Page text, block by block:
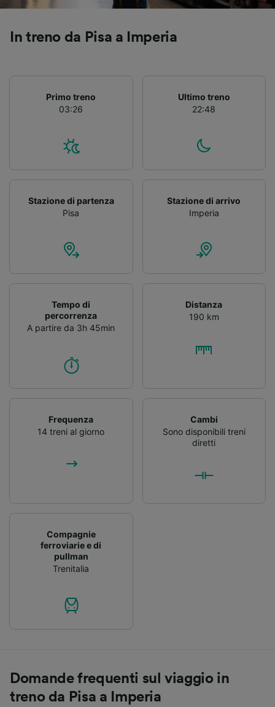
In treno da Pisa a Imperia
Primo treno
03:26
Ultimo treno
22:48
Stazione di partenza
Pisa
Stazione di arrivo
Imperia
Tempo di
percorrenza
A partire da 3h 45min
Distanza
190 km
Frequenza
14 treni al giorno
Cambi
Sono disponibili treni
diretti
Compagnie
ferroviarie e di
pullman
Trenitalia
Domande frequenti sul viaggio in
treno da Pisa a Imperia
Utilizzare dati di geolocalizzazione precisi.
dispositivo ai fini dell’identificazione.
Archiviare informazioni su dispositivo e/o
personalizzati, misurazione delle prestazioni
pubblico, sviluppo di servizi.